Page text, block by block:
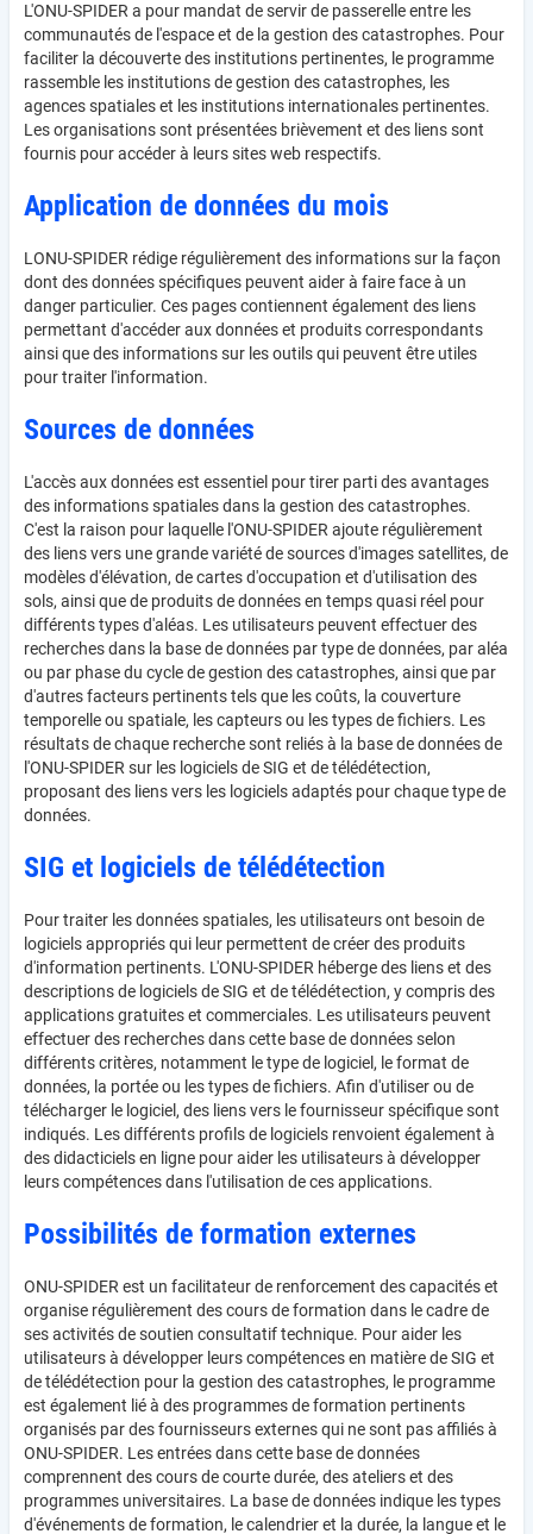
L'ONU-SPIDER a pour mandat de servir de passerelle entre les
communautés de l'espace et de la gestion des catastrophes. Pour
faciliter la découverte des institutions pertinentes, le programme
rassemble les institutions de gestion des catastrophes, les
agences spatiales et les institutions internationales pertinentes.
Les organisations sont présentées brièvement et des liens sont
fournis pour accéder à leurs sites web respectifs.
Application de données du mois
LONU-SPIDER rédige régulièrement des informations sur la façon
dont des données spécifiques peuvent aider à faire face à un
danger particulier. Ces pages contiennent également des liens
permettant d'accéder aux données et produits correspondants
ainsi que des informations sur les outils qui peuvent être utiles
pour traiter l'information.
Sources de données
L'accès aux données est essentiel pour tirer parti des avantages
des informations spatiales dans la gestion des catastrophes.
C'est la raison pour laquelle l'ONU-SPIDER ajoute régulièrement
des liens vers une grande variété de sources d'images satellites, de
modèles d'élévation, de cartes d'occupation et d'utilisation des
sols, ainsi que de produits de données en temps quasi réel pour
différents types d'aléas. Les utilisateurs peuvent effectuer des
recherches dans la base de données par type de données, par aléa
ou par phase du cycle de gestion des catastrophes, ainsi que par
d'autres facteurs pertinents tels que les coûts, la couverture
temporelle ou spatiale, les capteurs ou les types de fichiers. Les
résultats de chaque recherche sont reliés à la base de données de
l'ONU-SPIDER sur les logiciels de SIG et de télédétection,
proposant des liens vers les logiciels adaptés pour chaque type de
données.
SIG et logiciels de télédétection
Pour traiter les données spatiales, les utilisateurs ont besoin de
logiciels appropriés qui leur permettent de créer des produits
d'information pertinents. L'ONU-SPIDER héberge des liens et des
descriptions de logiciels de SIG et de télédétection, y compris des
applications gratuites et commerciales. Les utilisateurs peuvent
effectuer des recherches dans cette base de données selon
différents critères, notamment le type de logiciel, le format de
données, la portée ou les types de fichiers. Afin d'utiliser ou de
télécharger le logiciel, des liens vers le fournisseur spécifique sont
indiqués. Les différents profils de logiciels renvoient également à
des didacticiels en ligne pour aider les utilisateurs à développer
leurs compétences dans l'utilisation de ces applications.
Possibilités de formation externes
ONU-SPIDER est un facilitateur de renforcement des capacités et
organise régulièrement des cours de formation dans le cadre de
ses activités de soutien consultatif technique. Pour aider les
utilisateurs à développer leurs compétences en matière de SIG et
de télédétection pour la gestion des catastrophes, le programme
est également lié à des programmes de formation pertinents
organisés par des fournisseurs externes qui ne sont pas affiliés à
ONU-SPIDER. Les entrées dans cette base de données
comprennent des cours de courte durée, des ateliers et des
programmes universitaires. La base de données indique les types
d'événements de formation, le calendrier et la durée, la langue et le